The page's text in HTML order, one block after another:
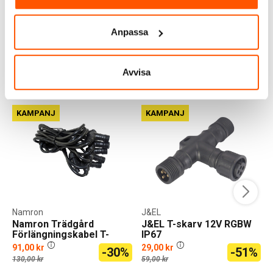
Anpassa
Avvisa
LÄGG I VARUKORG
ALTERNATIVA PRODUKTER
KAMPANJ
Namron Trädgård
Förlängningskabel T-
skarv 3m RGBW 12V DC
Namron
91,00 kr
130,00 kr -30%
KAMPANJ
J&EL T-skarv 12V RGBW
IP67
J&EL
29,00 kr
59,00 kr -51%